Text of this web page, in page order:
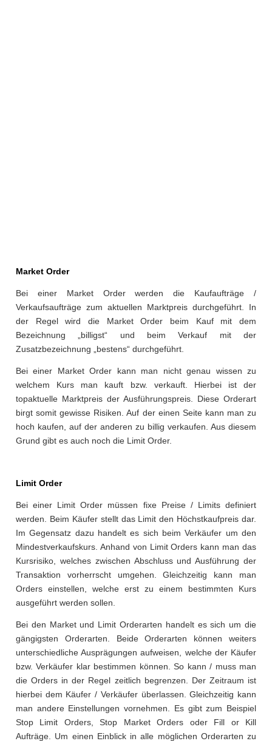
Market Order
Bei einer Market Order werden die Kaufaufträge /
Verkaufsaufträge zum aktuellen Marktpreis durchgeführt. In
der Regel wird die Market Order beim Kauf mit dem
Bezeichnung „billigst“ und beim Verkauf mit der
Zusatzbezeichnung „bestens“ durchgeführt.
Bei einer Market Order kann man nicht genau wissen zu
welchem Kurs man kauft bzw. verkauft. Hierbei ist der
topaktuelle Marktpreis der Ausführungspreis. Diese Orderart
birgt somit gewisse Risiken. Auf der einen Seite kann man zu
hoch kaufen, auf der anderen zu billig verkaufen. Aus diesem
Grund gibt es auch noch die Limit Order.
Limit Order
Bei einer Limit Order müssen fixe Preise / Limits definiert
werden. Beim Käufer stellt das Limit den Höchstkaufpreis dar.
Im Gegensatz dazu handelt es sich beim Verkäufer um den
Mindestverkaufskurs. Anhand von Limit Orders kann man das
Kursrisiko, welches zwischen Abschluss und Ausführung der
Transaktion vorherrscht umgehen. Gleichzeitig kann man
Orders einstellen, welche erst zu einem bestimmten Kurs
ausgeführt werden sollen.
Bei den Market und Limit Orderarten handelt es sich um die
gängigsten Orderarten. Beide Orderarten können weiters
unterschiedliche Ausprägungen aufweisen, welche der Käufer
bzw. Verkäufer klar bestimmen können. So kann / muss man
die Orders in der Regel zeitlich begrenzen. Der Zeitraum ist
hierbei dem Käufer / Verkäufer überlassen. Gleichzeitig kann
man andere Einstellungen vornehmen. Es gibt zum Beispiel
Stop Limit Orders, Stop Market Orders oder Fill or Kill
Aufträge. Um einen Einblick in alle möglichen Orderarten zu